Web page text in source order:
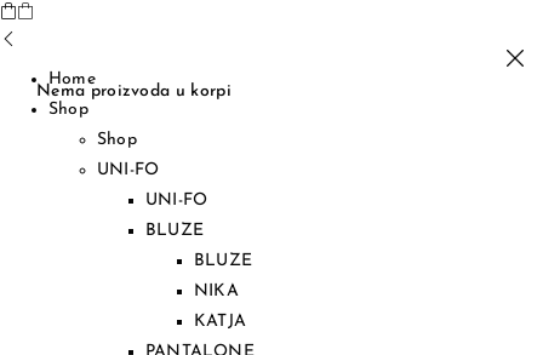
Nema proizvoda u korpi
Home
Shop
Shop
UNI-FO
UNI-FO
BLUZE
BLUZE
NIKA
KATJA